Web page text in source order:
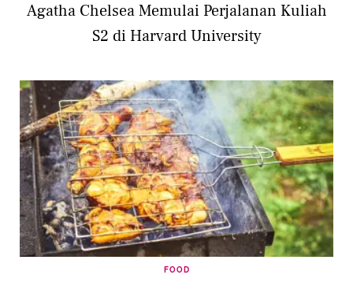
Agatha Chelsea Memulai Perjalanan Kuliah
S2 di Harvard University
FOOD